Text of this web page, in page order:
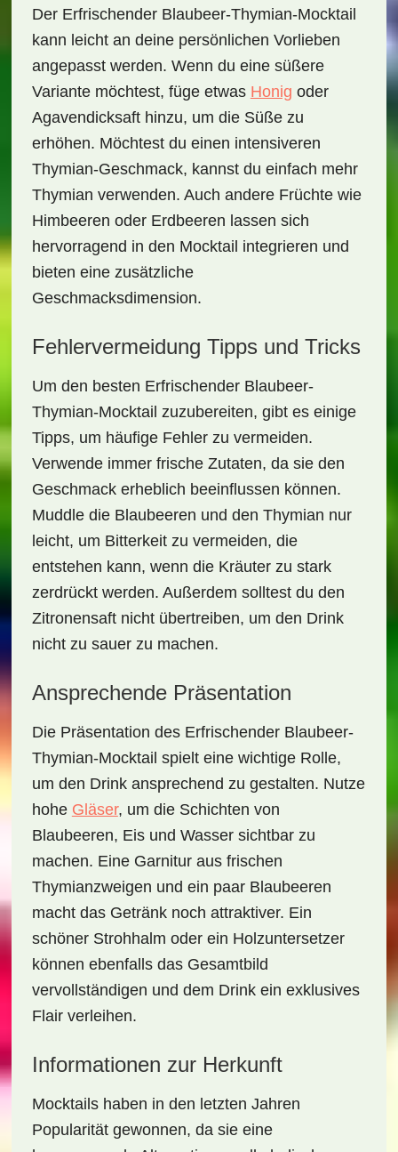
Der Erfrischender Blaubeer-Thymian-Mocktail
kann leicht an deine persönlichen Vorlieben
angepasst werden. Wenn du eine süßere
Variante möchtest, füge etwas Honig oder
Agavendicksaft hinzu, um die Süße zu
erhöhen. Möchtest du einen intensiveren
Thymian-Geschmack, kannst du einfach mehr
Thymian verwenden. Auch andere Früchte wie
Himbeeren oder Erdbeeren lassen sich
hervorragend in den Mocktail integrieren und
bieten eine zusätzliche
Geschmacksdimension.
Fehlervermeidung Tipps und Tricks
Um den besten Erfrischender Blaubeer-
Thymian-Mocktail zuzubereiten, gibt es einige
Tipps, um häufige Fehler zu vermeiden.
Verwende immer frische Zutaten, da sie den
Geschmack erheblich beeinflussen können.
Muddle die Blaubeeren und den Thymian nur
leicht, um Bitterkeit zu vermeiden, die
entstehen kann, wenn die Kräuter zu stark
zerdrückt werden. Außerdem solltest du den
Zitronensaft nicht übertreiben, um den Drink
nicht zu sauer zu machen.
Ansprechende Präsentation
Die Präsentation des Erfrischender Blaubeer-
Thymian-Mocktail spielt eine wichtige Rolle,
um den Drink ansprechend zu gestalten. Nutze
hohe Gläser, um die Schichten von
Blaubeeren, Eis und Wasser sichtbar zu
machen. Eine Garnitur aus frischen
Thymianzweigen und ein paar Blaubeeren
macht das Getränk noch attraktiver. Ein
schöner Strohhalm oder ein Holzuntersetzer
können ebenfalls das Gesamtbild
vervollständigen und dem Drink ein exklusives
Flair verleihen.
Informationen zur Herkunft
Mocktails haben in den letzten Jahren
Popularität gewonnen, da sie eine